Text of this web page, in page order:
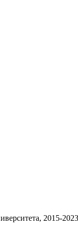
2015-2023